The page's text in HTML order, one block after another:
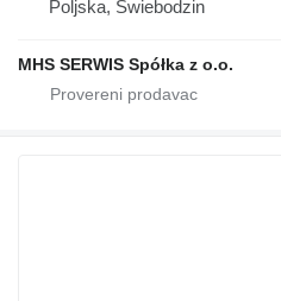
Poljska, Swiebodzin
MHS SERWIS Spółka z o.o.